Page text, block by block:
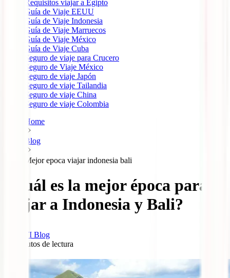
Requisitos viajar a Egipto
Guía de Viaje EEUU
Guía de Viaje Indonesia
Guía de Viaje Marruecos
Guía de Viaje México
Guía de Viaje Cuba
Seguro de viaje para Crucero
Seguro de Viaje México
Seguro de viaje Japón
Seguro de viaje Tailandia
Seguro de viaje China
Seguro de viaje Colombia
Home
Blog
Mejor epoca viajar indonesia bali
¿Cuál es la mejor época para
viajar a Indonesia y Bali?
IATI Blog
minutos de lectura